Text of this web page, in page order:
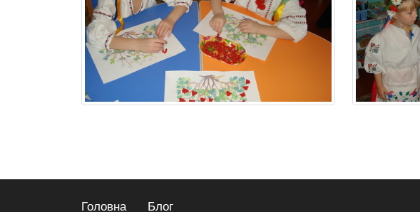
Головна Блог